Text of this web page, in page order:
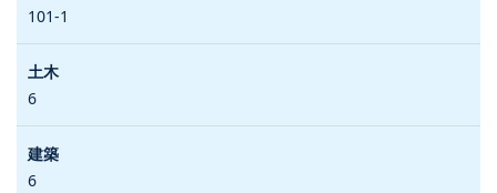
101-1
6
6